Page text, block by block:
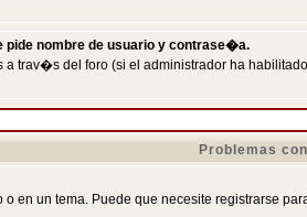
pide nombre de usuario y contrase�a.
trav�s del foro (si el administrador ha
Problemas
un tema. Puede que necesite registrarse